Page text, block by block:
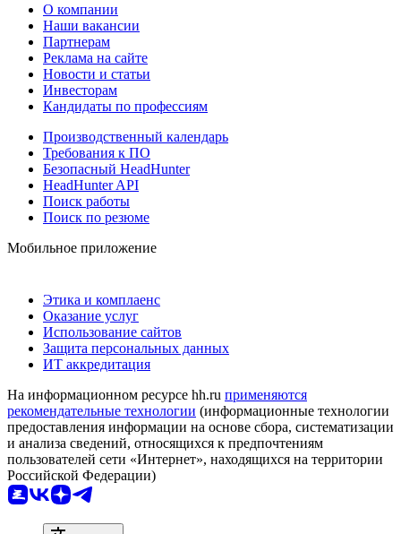
О компании
Наши вакансии
Партнерам
Реклама на сайте
Новости и статьи
Инвесторам
Кандидаты по профессиям
Производственный календарь
Требования к ПО
Безопасный HeadHunter
HeadHunter API
Поиск работы
Поиск по резюме
Мобильное приложение
Этика и комплаенс
Оказание услуг
Использование сайтов
Защита персональных данных
ИТ аккредитация
На информационном ресурсе hh.ru применяются
рекомендательные технологии (информационные технологии
предоставления информации на основе сбора, систематизации
и анализа сведений, относящихся к предпочтениям
пользователей сети «Интернет», находящихся на территории
Российской Федерации)